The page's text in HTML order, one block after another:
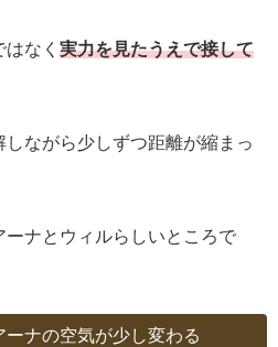
なく 実力を見たうえで接して
ながら少しずつ距離が縮まっ
ナとウィルらしいところで
ナの空気が少し変わる